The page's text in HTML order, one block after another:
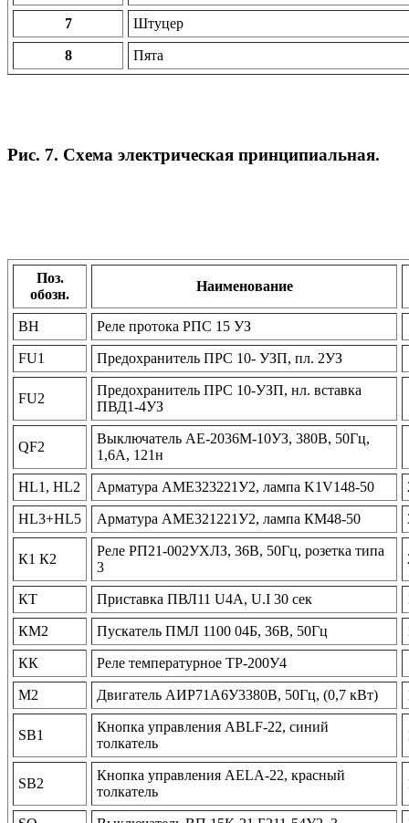
7 Штуцер
8 Пята
Рис. 7. Схема электрическая принципиальная.
Поз.
обозн.
Наименование
ВН Реле протока РПС 15 УЗ
FU1 Предохранитель ПРС 10- УЗП, пл. 2УЗ
FU2
Предохранитель ПРС 10-УЗП, нл. вставка
ПВД1-4УЗ
QF2
Выключатель АЕ-2036М-10УЗ, 380В, 50Гц,
1,6А, 121н
HL1, HL2 Арматура АМЕ323221У2, лампа K1V148-50
HL3+HL5 Арматура АМЕ321221У2, лампа КМ48-50
К1 К2
Реле РП21-002УХЛЗ, 36В, 50Гц, розетка типа
3
КТ Приставка ПВЛ11 U4A, U.I 30 сек
КМ2 Пускатель ПМЛ 1100 04Б, 36В, 50Гц
КК Реле температурное ТР-200У4
М2 Двигатель АИР71А6У3380В, 50Гц, (0,7 кВт)
SB1
Кнопка управления ABLF-22, синий
толкатель
SB2
Кнопка управления AELA-22, красный
толкатель